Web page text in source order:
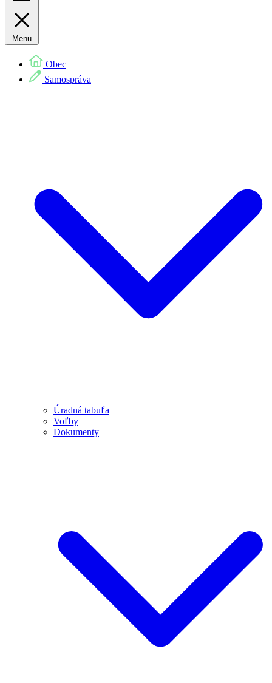
Menu
Obec
Samospráva
Úradná tabuľa
Voľby
Dokumenty